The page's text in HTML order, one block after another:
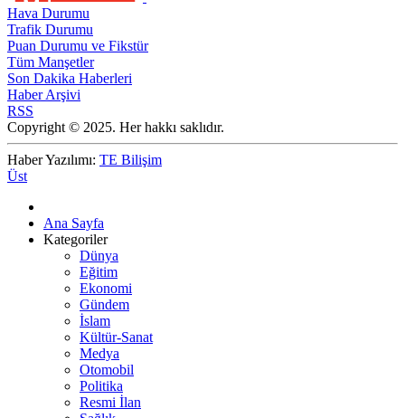
Hava Durumu
Trafik Durumu
Puan Durumu ve Fikstür
Tüm Manşetler
Son Dakika Haberleri
Haber Arşivi
RSS
Copyright © 2025. Her hakkı saklıdır.
Haber Yazılımı: TE Bilişim
Üst
Ana Sayfa
Kategoriler
Dünya
Eğitim
Ekonomi
Gündem
İslam
Kültür-Sanat
Medya
Otomobil
Politika
Resmi İlan